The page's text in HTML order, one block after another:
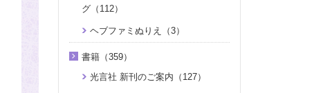
グ（112）
ヘブファミぬりえ（3）
書籍（359）
光言社 新刊のご案内（127）